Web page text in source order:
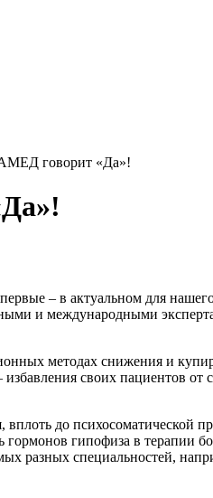
говорит «Да»!
– в актуальном для
и международными
методах снижения и
избавления своих пациентов
до психосоматической
гормонов гипофиза в терапии
разных специальностей,